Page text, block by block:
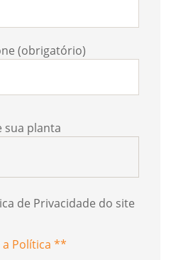
(obrigatório)
sua planta
de Privacidade do site
Política **